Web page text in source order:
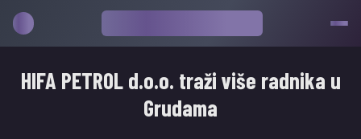
HIFA PETROL d.o.o. traži više radnika u
Grudama